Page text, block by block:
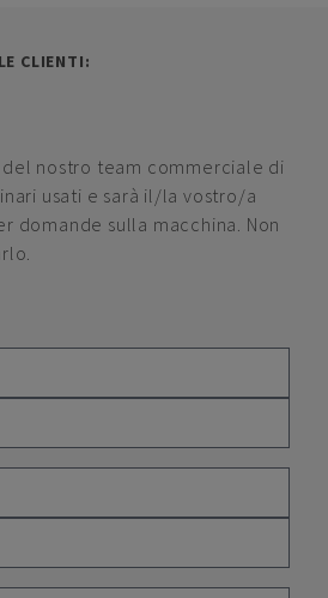
CLIENTI:
nostro team commerciale di
usati e sarà il/la vostro/a
domande sulla macchina. Non